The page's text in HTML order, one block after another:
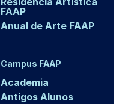
FAAP
Anual de Arte FAAP
Campus FAAP
Academia
Antigos Alunos